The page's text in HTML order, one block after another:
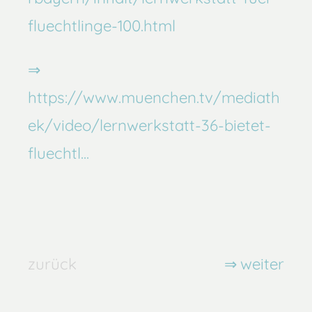
fluechtlinge-100.html
https://www.muenchen.tv/mediath
ek/video/lernwerkstatt-36-bietet-
fluechtl...
zurück weiter